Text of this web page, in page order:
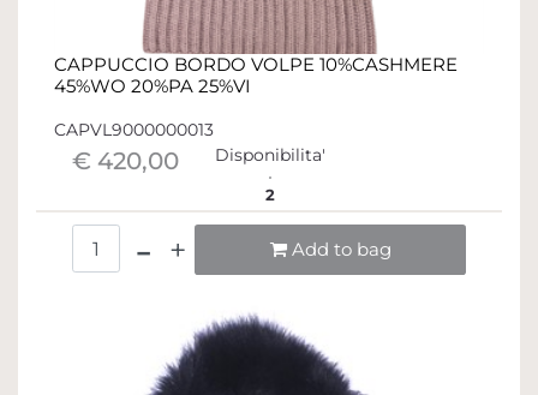
CAPPUCCIO BORDO VOLPE 10%CASHMERE
45%WO 20%PA 25%VI
CAPVL9000000013
€ 420,00 Disponibilita'
2
Add to bag